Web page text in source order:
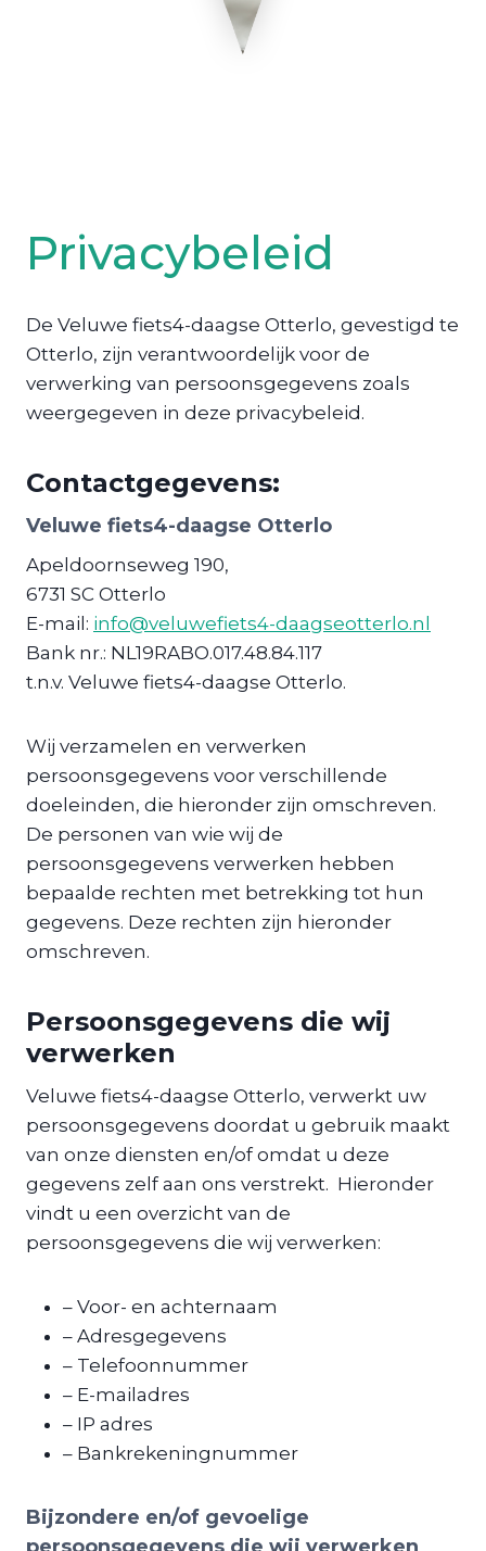
Privacybeleid
​De Veluwe fiets4-daagse Otterlo, gevestigd ​te
Otterlo, zijn verantwoordelijk voor de
verwerking van persoonsgegevens zoals
weergegeven in deze privacybeleid.
Contactgegevens:
​Veluwe fiets4-daagse Otterlo
Apeldoornseweg 190,
6731 SC Otterlo
E-mail: info@veluwefiets4-daagseotterlo.nl
Bank nr.: NL19RABO.017.48.84.117
t.n.v. Veluwe fiets4-daagse Otterlo.
Wij verzamelen en verwerken
persoonsgegevens voor verschillende
doeleinden, die hieronder zijn omschreven.
De personen van wie wij de
persoonsgegevens verwerken hebben
bepaalde rechten met betrekking tot hun
gegevens. Deze rechten zijn hieronder
omschreven.
Persoonsgegevens die wij
verwerken
Veluwe fiets4-daagse Otterlo, verwerkt uw
persoonsgegevens doordat u gebruik maakt
van onze diensten en/of omdat u deze
gegevens zelf aan ons verstrekt. Hieronder
vindt u een overzicht van de
persoonsgegevens die wij verwerken:
– Voor- en achternaam
– Adresgegevens
– Telefoonnummer
– E-mailadres
– IP adres
– Bankrekeningnummer
Bijzondere en/of gevoelige